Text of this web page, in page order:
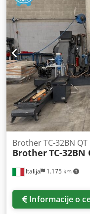
Brother TC 32B
Opremljen Brother
ima 3 + 1 osu i
radi brzinom do
Ehkeqcjwa Dodatna
Daljinski upravljač •
mašine Tehničke
alata: nasumično 26
Palete: 2 / 600 x 425
Italija 1.175 km
Brother TC-32BN QT
BrotherTC-32BN
Informacije o